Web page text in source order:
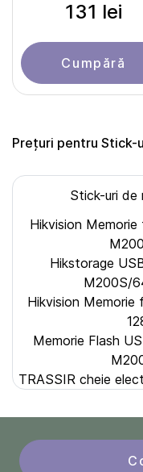
131 lei
Cumpără
Prețuri pentru Stick-
Stick-uri de
Hikvision
Hikstorage
M200S/
Hikvision
Memorie Flash
TRASSIR cheie